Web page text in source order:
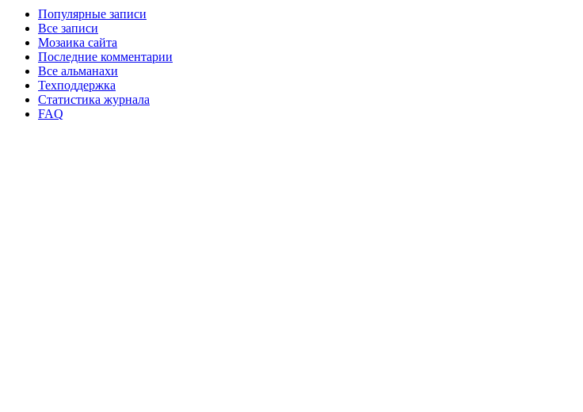
Популярные записи
Все записи
Мозаика сайта
Последние комментарии
Все альманахи
Техподдержка
Статистика журнала
FAQ